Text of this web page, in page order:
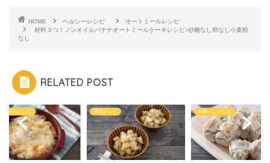
HOME ヘルシーレシピ
オートミールレシピ
材料３つ！ノンオイルバナナオートミールケーキレシピ♪砂糖なし卵なし小麦粉
なし
RELATED POST
ミールレシピ 簡単レシピ 米粉パンレシピ